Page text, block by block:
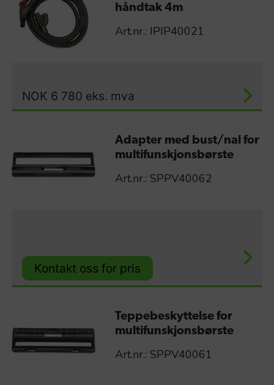
håndtak 4m
Art.nr.: IPIP40021
NOK 6 780 eks. mva
Adapter med bust/nal for
multifunskjonsbørste
Art.nr.: SPPV40062
Kontakt oss for pris
Teppebeskyttelse for
multifunskjonsbørste
Art.nr.: SPPV40061